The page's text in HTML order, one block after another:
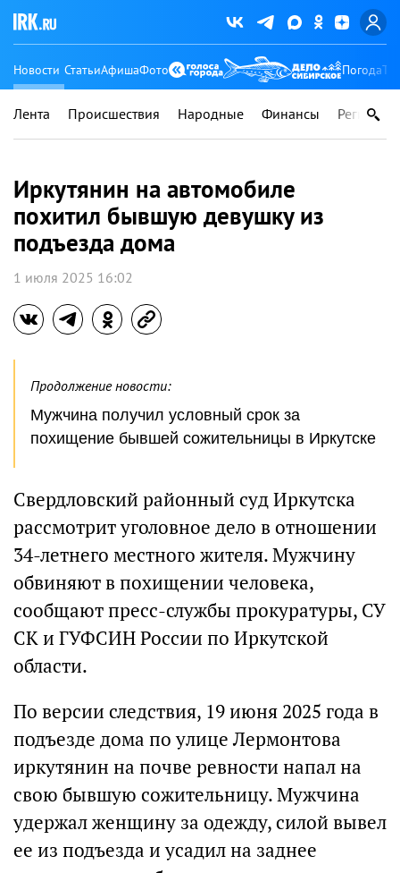
Новости СтатьиАфишаФото Погода
Лента Происшествия Народные Финансы Регионы
Иркутянин на автомобиле
похитил бывшую девушку из
подъезда дома
1 июля 2025 16:02
Продолжение новости:
Мужчина получил условный срок за
похищение бывшей сожительницы в Иркутске
Свердловский районный суд Иркутска
рассмотрит уголовное дело в отношении
34-летнего местного жителя. Мужчину
обвиняют в похищении человека,
сообщают пресс-службы прокуратуры, СУ
СК и ГУФСИН России по Иркутской
области.
По версии следствия, 19 июня 2025 года в
подъезде дома по улице Лермонтова
иркутянин на почве ревности напал на
свою бывшую сожительницу. Мужчина
удержал женщину за одежду, силой вывел
ее из подъезда и усадил на заднее